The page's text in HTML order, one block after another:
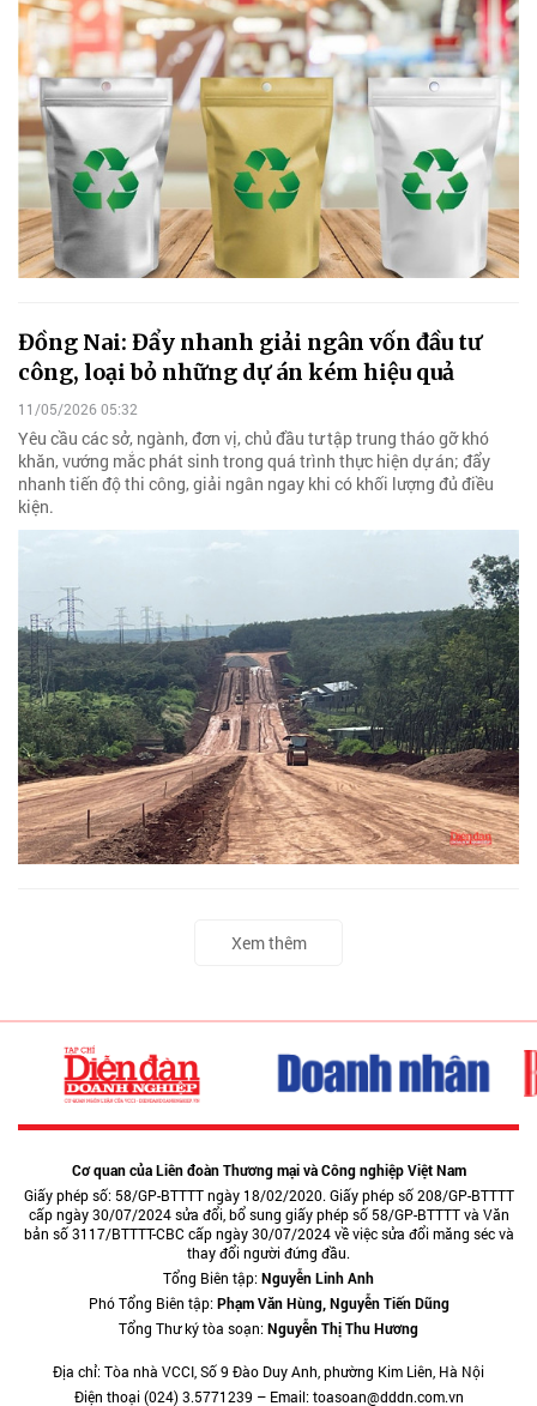
Đồng Nai: Đẩy nhanh giải ngân vốn đầu tư
công, loại bỏ những dự án kém hiệu quả
11/05/2026 05:32
Yêu cầu các sở, ngành, đơn vị, chủ đầu tư tập trung tháo gỡ khó
khăn, vướng mắc phát sinh trong quá trình thực hiện dự án; đẩy
nhanh tiến độ thi công, giải ngân ngay khi có khối lượng đủ điều
kiện.
Xem thêm
Cơ quan của Liên đoàn Thương mại và Công nghiệp Việt Nam
Giấy phép số: 58/GP-BTTTT ngày 18/02/2020. Giấy phép số 208/GP-BTTTT
cấp ngày 30/07/2024 sửa đổi, bổ sung giấy phép số 58/GP-BTTTT và Văn
bản số 3117/BTTTT-CBC cấp ngày 30/07/2024 về việc sửa đổi măng séc và
thay đổi người đứng đầu.
Tổng Biên tập:Nguyễn Linh Anh
Phó Tổng Biên tập:Phạm Văn Hùng, Nguyễn Tiến Dũng
Tổng Thư ký tòa soạn:Nguyễn Thị Thu Hương
Địa chỉ: Tòa nhà VCCI, Số 9 Đào Duy Anh, phường Kim Liên, Hà Nội
Điện thoại (024) 3.5771239 – Email: toasoan@dddn.com.vn